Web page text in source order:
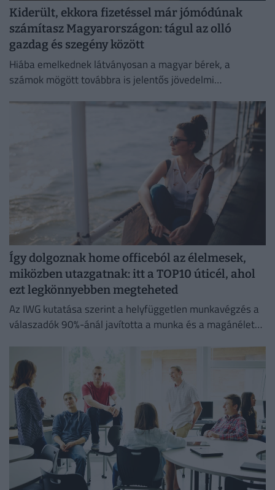
Kiderült, ekkora fizetéssel már jómódúnak
számítasz Magyarországon: tágul az olló
gazdag és szegény között
Hiába emelkednek látványosan a magyar bérek, a
számok mögött továbbra is jelentős jövedelmi
Így dolgoznak home officeból az élelmesek,
miközben utazgatnak: itt a TOP10 úticél, ahol
ezt legkönnyebben megteheted
Az IWG kutatása szerint a helyfüggetlen munkavégzés a
válaszadók 90%-ánál javította a munka és a magánélet